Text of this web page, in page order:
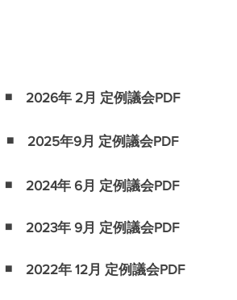
◾️ 2026年 2月 定例議会PDF
◾️ 2025年9月 定例議会PDF
◾️ 2024年 6月 定例議会PDF
◾️ 2023年 9月 定例議会PDF
◾️ 2022年 12月 定例議会PDF